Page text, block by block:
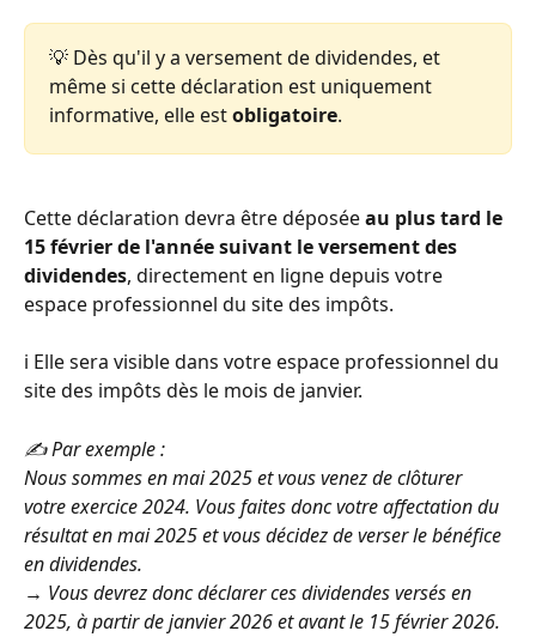
💡 Dès qu'il y a versement de dividendes, et
même si cette déclaration est uniquement
informative, elle est obligatoire.
Cette déclaration devra être déposée au plus tard le
15 février de l'année suivant le versement des
dividendes, directement en ligne depuis votre
espace professionnel du site des impôts.
ℹ️ Elle sera visible dans votre espace professionnel du
site des impôts dès le mois de janvier.
✍️ Par exemple :
Nous sommes en mai 2025 et vous venez de clôturer
votre exercice 2024. Vous faites donc votre affectation du
résultat en mai 2025 et vous décidez de verser le bénéfice
en dividendes.
→ Vous devrez donc déclarer ces dividendes versés en
2025, à partir de janvier 2026 et avant le 15 février 2026.